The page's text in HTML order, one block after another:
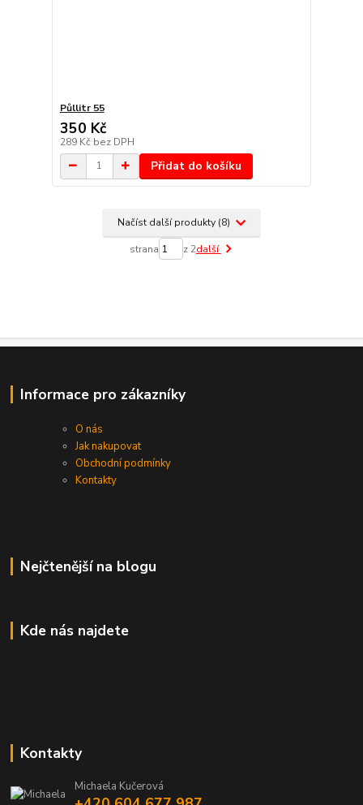
Půllitr 55
350 Kč
289 Kč bez DPH
Přidat do košíku
Načíst další produkty (8)
strana z 2další
Informace pro zákazníky
O nás
Jak nakupovat
Obchodní podmínky
Kontakty
Nejčtenější na blogu
Kde nás najdete
Kontakty
Michaela Kučerová